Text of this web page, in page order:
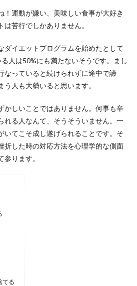
！運動が嫌い、美味しい食事が大好き
苦行でしかありません。
ダイエットプログラムを始めたとして
人は50%にも満たないそうです。まし
なっていると続けられずに途中で諦
人も大勢いると思います。
かしいことではありません。何事も辛
れる人なんて、そうそういません。一
いてこそ成し遂げられることです。そ
折した時の対応方法を心理学的な側面
ります。
てる